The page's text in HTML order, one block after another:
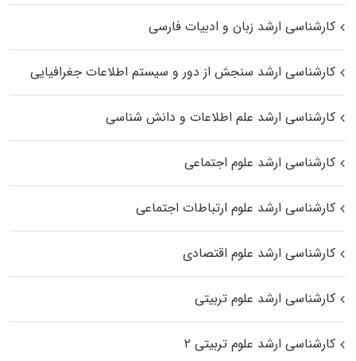
کارشناسی ارشد زبان و ادبیات فارسی
کارشناسی ارشد سنجش از دور و سیستم اطلاعات جغرافیایی
کارشناسی ارشد علم اطلاعات و دانش شناسی
کارشناسی ارشد علوم اجتماعی
کارشناسی ارشد علوم ارتباطات اجتماعی
کارشناسی ارشد علوم اقتصادی
کارشناسی ارشد علوم تربیتی
کارشناسی ارشد علوم تربیتی ۲